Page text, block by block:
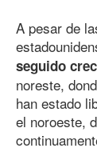
A pesar de
seguido
noreste,
han estado
el noroeste,